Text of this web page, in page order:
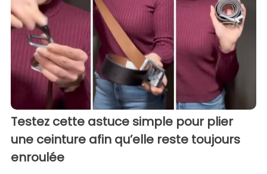
Testez cette astuce simple pour plier
une ceinture afin qu’elle reste toujours
enroulée